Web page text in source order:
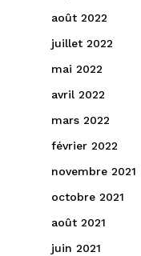
août 2022
juillet 2022
mai 2022
avril 2022
mars 2022
février 2022
novembre 2021
octobre 2021
août 2021
juin 2021